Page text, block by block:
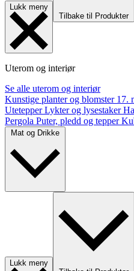
Lukk meny
Tilbake til Produkter
Uterom og interiør
Se alle uterom og interiør
Kunstige planter og blomster 17.
UtetepperLykter og lysestaker
Pergola Puter, pledd og tepper
Lukk meny